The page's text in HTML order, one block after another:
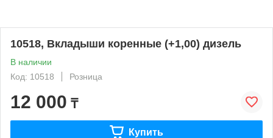
10518, Вкладыши коренные (+1,00) дизель
В наличии
Код: 10518
Розница
12 000 ₸
Купить